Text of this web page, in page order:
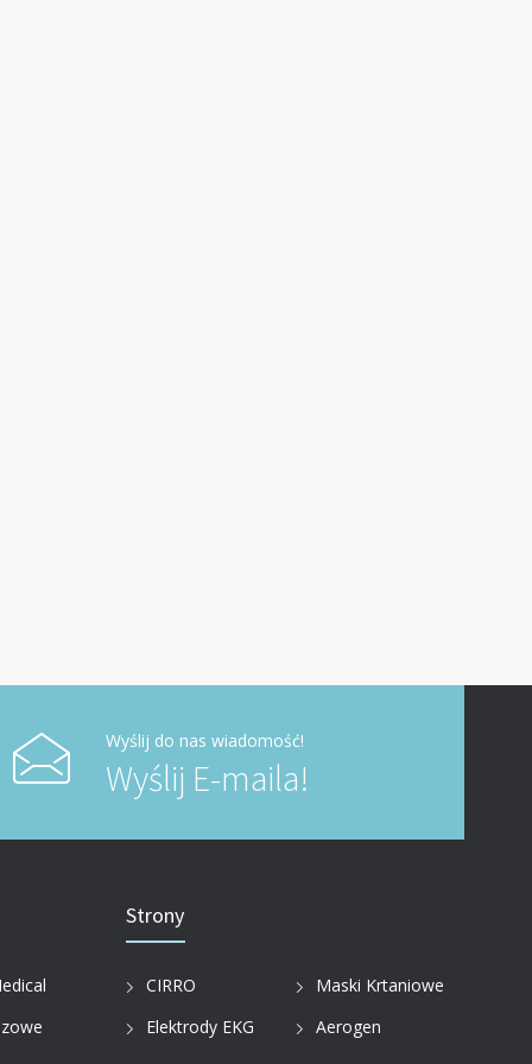
Wyślij do nas wiadomość!
Wyślij E-maila!
Strony
CIRRO
Maski Krtaniowe
Elektrody EKG
Aerogen